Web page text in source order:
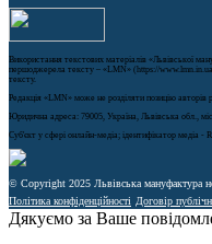
Використання текстових матеріалів «Львівської
першоджерела тексту – «LMN» (https://
тексту.
Редакція «LMN» може не розділяти позицію авторів
Юридична адреса: 79005, Україна, Львівська обл.,
Cуб'єкт у сфері онлайн-медіа; ідентифікатор медіа -
© Copyright 2025 Львівська мануфактура
Політика конфіденційності Договір
Дякуємо за Ваше